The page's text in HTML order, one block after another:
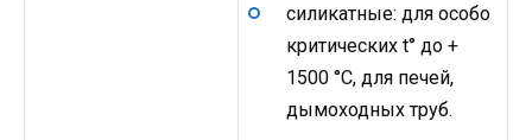
силикатные: для особо
критических t° до +
1500 °C, для печей,
дымоходных труб.